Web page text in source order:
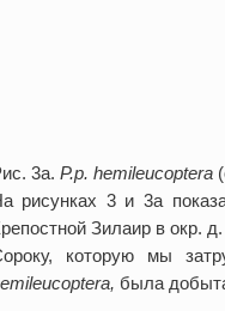
3а. P.p. hemileucoptera
рисунках 3 и 3а
Зилаир в окр.
которую мы
, была